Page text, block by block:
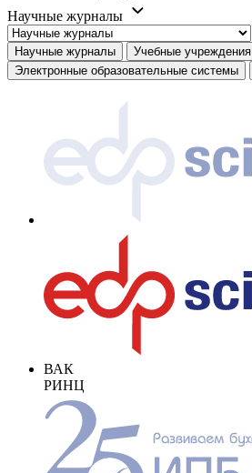
Научные журналы
Научные журналы
Учебные учреждения
Электронные образовательные системы
ВАК
РИНЦ